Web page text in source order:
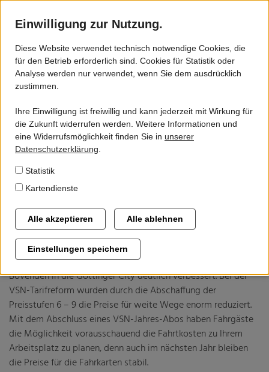
ZVSN - VSN
Gebiet
Gremien
Geschäftsstelle
Alternative Antriebsformen
Flexible Angebote im ÖPNV
Automatische Fahrgastzählung im ÖPNV des ZVSN-
Verbandsgebietes
Fachveranstaltung: Wohin geht die Reise? Perspektiven
des ÖPNV in bewegten Zeiten
Harz-nah-dran und HATIX
Landesbus 160
Mobilitätsmanagement
Treibstoffpreise steigen –
deutlich günstiger - „Jetzt auf
Busse und Bahnen umsteigen!“
Steigende Treibstoffpreise führen derzeit zu intensiven
öffentlichen Diskussionen. Dabei bietet der Öffentliche
Personennahverkehr (ÖPNV) mit verdichteten Takten im
Linienbusverkehr und der VSN-Tarifreform eine gute
Alternative zum eigenen Pkw. Erst vor wenigen Wochen
wurde beispielsweise das Angebot von Rosdorf und
Bovenden in die Göttinger City deutlich verbessert. Bei der
VSN-Tarifreform wurden durch die Abschaffung der
Preisstufen 6 – 9 die Preise für weite Wege enorm reduziert.
Mit dem Abschluss eines VSN-Jahres-Abos haben Fahrgäste
die Möglichkeit vorausschauend die Fahrtkosten zu Ihrem
Arbeitsplatz zu planen, denn auch im nächsten Jahr bleiben
die Preise für die Fahrkarten stabil.
Einwilligung zur Nutzung.
Diese Website verwendet technisch notwendige Cookies, die
für den Betrieb erforderlich sind. Cookies für Statistik oder
Analyse werden nur verwendet, wenn Sie dem ausdrücklich
zustimmen.
Ihre Einwilligung ist freiwillig und kann jederzeit mit Wirkung für
die Zukunft widerrufen werden. Weitere Informationen und
eine Widerrufsmöglichkeit finden Sie in unserer
Datenschutzerklärung
Statistik
Kartendienste
Alle akzeptieren Alle ablehnen
Einstellungen speichern